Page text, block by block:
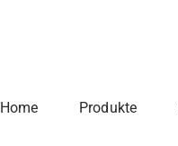
Home Produkte